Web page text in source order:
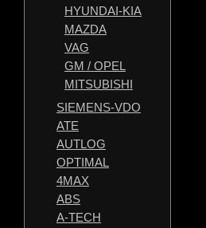
HYUNDAI-KIA
MAZDA
VAG
GM / OPEL
MITSUBISHI
SIEMENS-VDO
ATE
AUTLOG
OPTIMAL
4MAX
ABS
A-TECH